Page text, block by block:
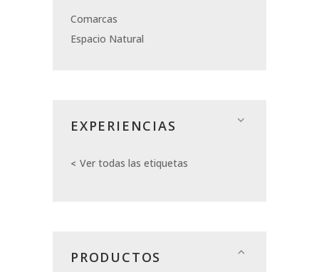
Comarcas
Espacio Natural
EXPERIENCIAS
Ver todas las etiquetas
PRODUCTOS